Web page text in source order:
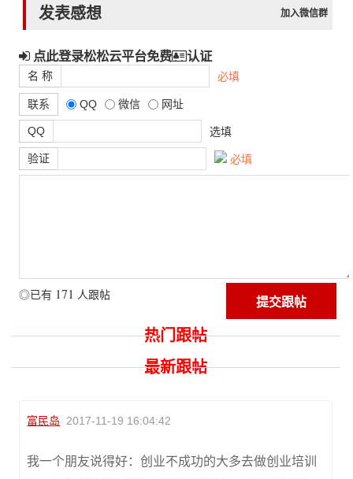
发表感想 加入微信群
点此登录松松云平台免费 认证
名 称 必填
联系 QQ 微信 网址
QQ 选填
验证 必填
◎已有 171 人跟帖
热门跟帖
最新跟帖
富民岛 2017-11-19 16:04:42
我一个朋友说得好：创业不成功的大多去做创业培训